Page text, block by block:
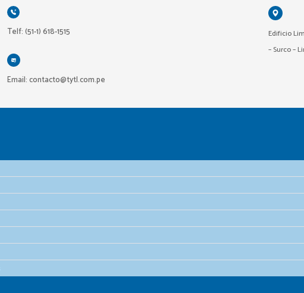
Telf: (51-1) 618-1515
Email: contacto@tytl.com.pe
Edificio
– Surco –